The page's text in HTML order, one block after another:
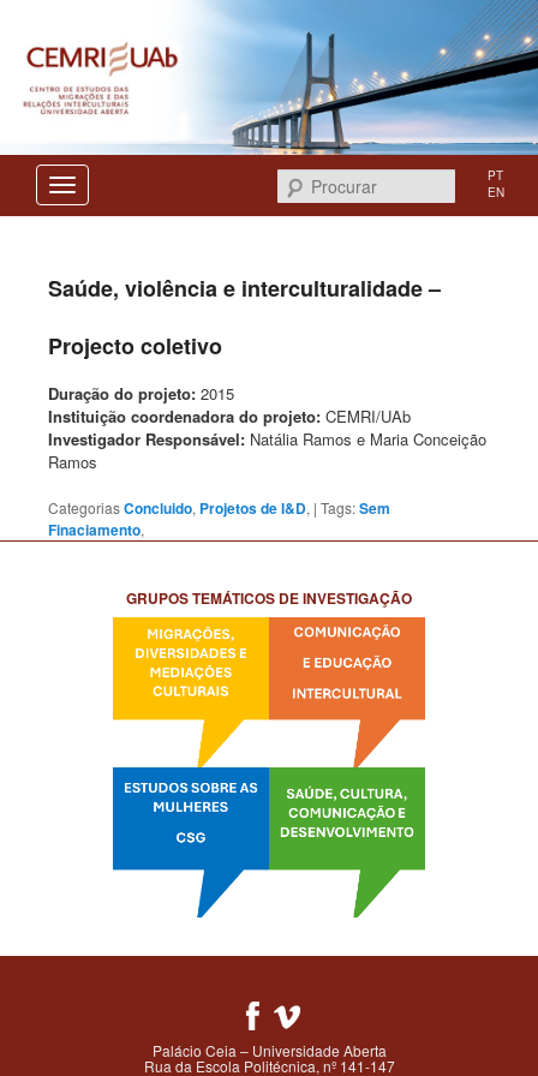
CEMRI
Procurar
PT
EN
Saúde, violência e interculturalidade –
Projecto coletivo
Duração do projeto:2015
Instituição coordenadora do projeto:CEMRI/UAb
Investigador Responsável: Natália Ramos e Maria Conceição
Ramos
CategoriasConcluido, Projetos de I&D, | Tags:Sem
Finaciamento,
GRUPOS TEMÁTICOS DE INVESTIGAÇÃO
Palácio Ceia – Universidade Aberta
Rua da Escola Politécnica, nº 141-147